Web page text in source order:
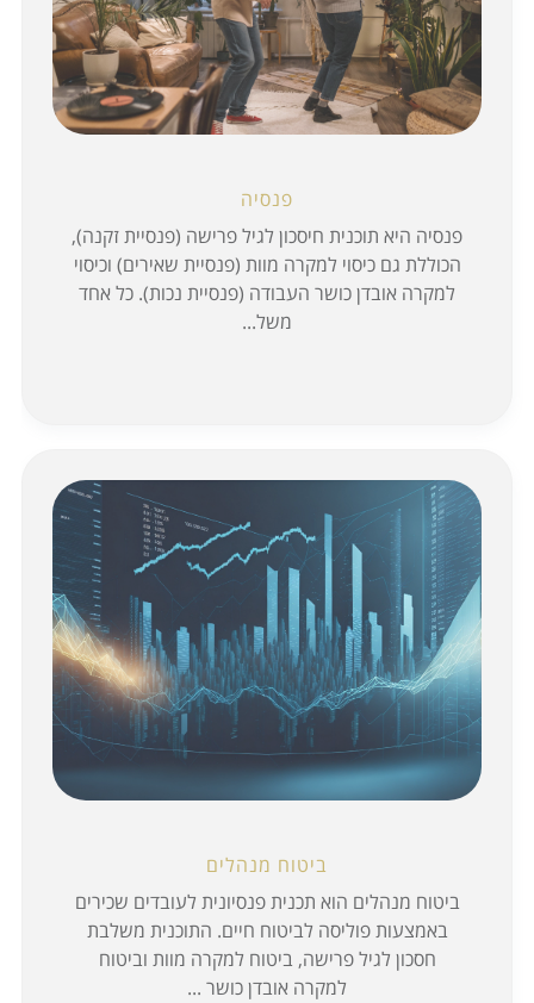
פנסיה
פנסיה היא תוכנית חיסכון לגיל פרישה (פנסיית זקנה),
הכוללת גם כיסוי למקרה מוות (פנסיית שאירים) וכיסוי
למקרה אובדן כושר העבודה (פנסיית נכות). כל אחד
משל...
ביטוח מנהלים
ביטוח מנהלים הוא תכנית פנסיונית לעובדים שכירים
באמצעות פוליסה לביטוח חיים. התוכנית משלבת
חסכון לגיל פרישה, ביטוח למקרה מוות וביטוח
למקרה אובדן כושר ...